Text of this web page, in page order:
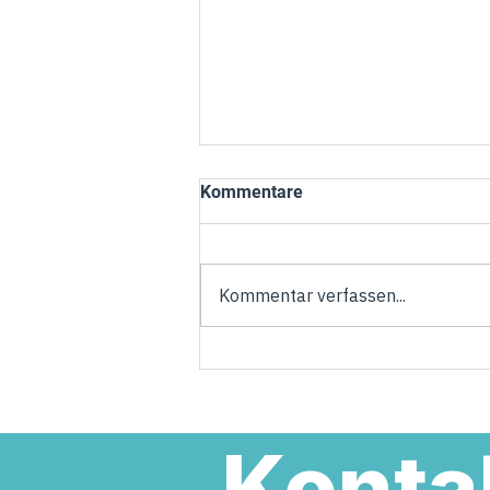
Kommentare
Kommentar verfassen...